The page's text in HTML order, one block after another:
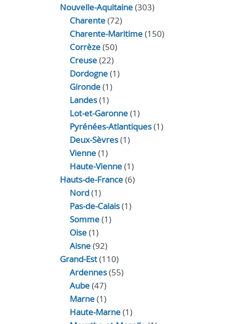
Nouvelle-Aquitaine(303)
Charente(72)
Charente-Maritime(150)
Corrèze(50)
Creuse(22)
Dordogne(1)
Gironde(1)
Landes(1)
Lot-et-Garonne(1)
Pyrénées-Atlantiques(1)
Deux-Sèvres(1)
Vienne(1)
Haute-Vienne(1)
Hauts-de-France(6)
Nord(1)
Pas-de-Calais(1)
Somme(1)
Oise(1)
Aisne(92)
Grand-Est(110)
Ardennes(55)
Aube(47)
Marne(1)
Haute-Marne(1)